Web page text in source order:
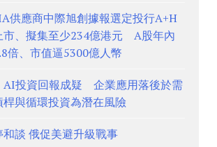
供應商中際旭創據報選定投行A+H
市、擬集至少234億港元 A股年內
倍、市值逼5300億人幣
AI投資回報成疑 企業應用落後於需
與循環投資為潛在風險
和談 俄促美避升級戰事